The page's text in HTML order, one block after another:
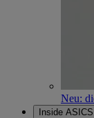
Neu:
Inside ASICS